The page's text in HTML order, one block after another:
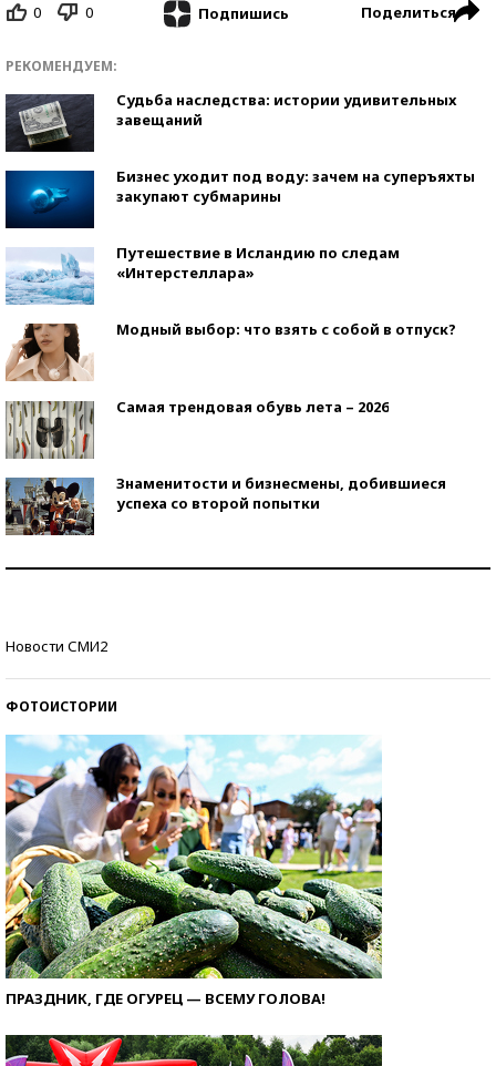
0 0 Подпишись Поделиться
РЕКОМЕНДУЕМ:
Судьба наследства: истории удивительных
завещаний
Бизнес уходит под воду: зачем на суперъяхты
закупают субмарины
Путешествие в Исландию по следам
«Интерстеллара»
Модный выбор: что взять с собой в отпуск?
Самая трендовая обувь лета – 2026
Знаменитости и бизнесмены, добившиеся
успеха со второй попытки
Новости СМИ2
ФОТОИСТОРИИ
ПРАЗДНИК, ГДЕ ОГУРЕЦ — ВСЕМУ ГОЛОВА!